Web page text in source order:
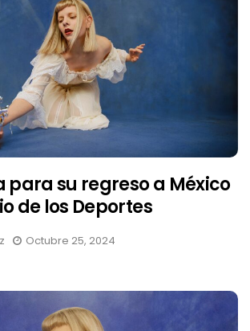
para su regreso a México
de los Deportes
Octubre 25, 2024